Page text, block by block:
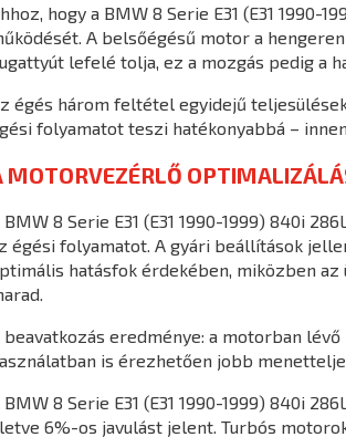
hogy a BMW 8 Serie E31 (E31
A belsőégésű motor a
lefelé tolja, ez a mozgás pedig a
égés három feltétel egyidejű
folyamatot teszi hatékonyabbá –
MOTORVEZÉRLŐ
BMW 8 Serie E31 (E31 1990-1999) 840i
égési folyamatot. A gyári beállítások
hatásfok érdekében, miközben
beavatkozás eredménye: a motorban
is érezhetően jobb
BMW 8 Serie E31 (E31 1990-1999) 840i
6%-os javulást jelent. Turbós